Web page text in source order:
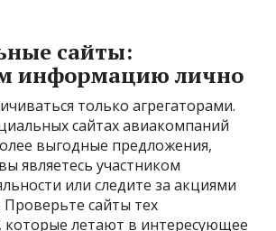
сайты:
информацию лично
только агрегаторами.
сайтах авиакомпаний
выгодные предложения,
являетесь участником
или следите за акциями
сайты тех
которые летают в интересующее